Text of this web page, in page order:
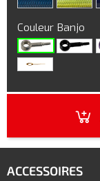
Couleur Banjo
ACCESSOIRES